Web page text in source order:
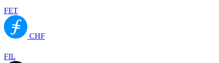
FET
CHF
FIL